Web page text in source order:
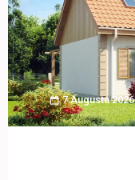
7 Augusta 2026